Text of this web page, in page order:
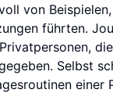
von
führten.
Selbst
einer